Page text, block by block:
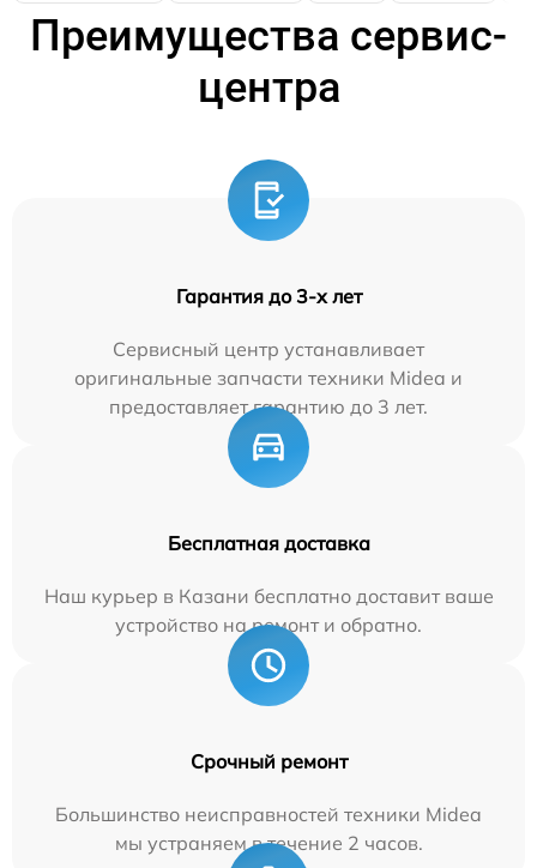
Преимущества сервис-
центра
Гарантия до 3-х лет
Сервисный центр устанавливает
оригинальные запчасти техники Midea и
предоставляет гарантию до 3 лет.
Бесплатная доставка
Наш курьер в Казани бесплатно доставит ваше
устройство на ремонт и обратно.
Срочный ремонт
Большинство неисправностей техники Midea
мы устраняем в течение 2 часов.